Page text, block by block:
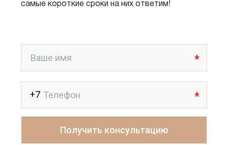
самые короткие сроки на них ответим!